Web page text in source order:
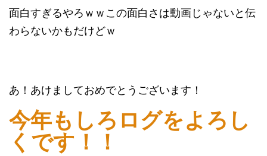
面白すぎるやろｗｗこの面白さは動画じゃないと伝
わらないかもだけどｗ
あ！あけましておめでとうございます！
今年もしろログをよろし
くです！！